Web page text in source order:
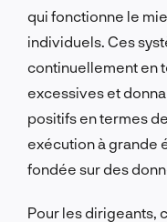
qui fonctionne le
individuels. Ces
continuellement en
excessives et
positifs en termes
exécution à grande
fondée sur des
Pour les dirigeants,